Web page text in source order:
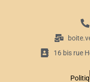
16 bis rue